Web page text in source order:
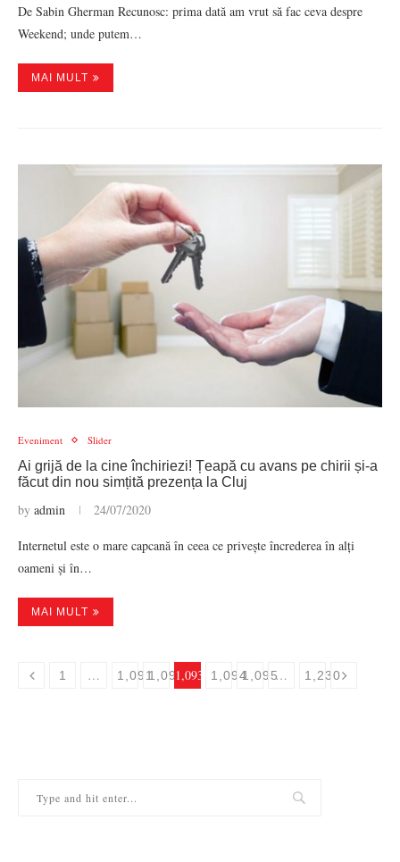
De Sabin Gherman Recunosc: prima dată am vrut să fac ceva despre
Weekend; unde putem…
MAI MULT
Eveniment Slider
Ai grijă de la cine închiriezi! Țeapă cu avans pe chirii și-a
făcut din nou simțită prezența la Cluj
by admin 24/07/2020
Internetul este o mare capcană în ceea ce privește încrederea în alți
oameni și în…
MAI MULT
1 … 1,0911,0921,093 1,0941,095… 1,230